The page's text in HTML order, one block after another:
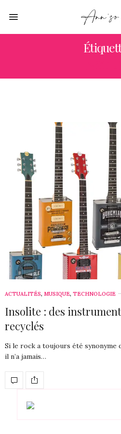
ACTUALITÉS, MUSIQUE, TECHNOLOGIE
Insolite : des
recyclés
Si le rock a toujours été synonyme
il n’a jamais…